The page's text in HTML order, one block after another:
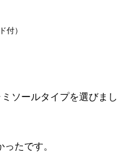
付）
ソールタイプを選びまし
たです。